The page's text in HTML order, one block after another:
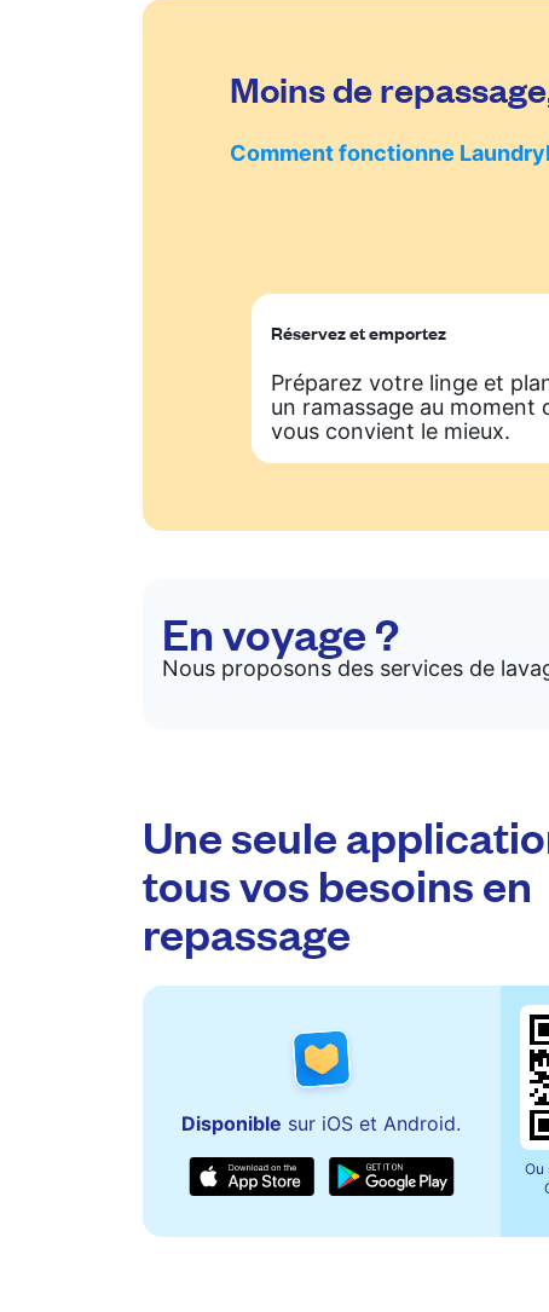
Moins de
Comment fonctionne
Réservez et emportez
Préparez votre linge et
un ramassage au moment
vous convient le mieux.
En voyage ?
Nous proposons des services de
Une seule
tous vos besoins en
repassage
Disponible sur iOS et Android.
Ou